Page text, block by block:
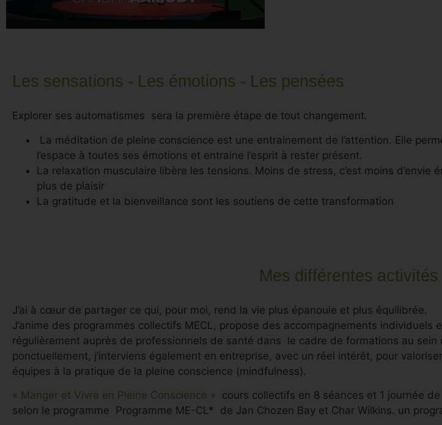
Les sensations - Les émotions - Les pensées
Explorer ses automatismes sera la première étape de tout changement.
La méditation de pleine conscience est une entrainement de l’attention. Elle
l’espace à toutes ses émotions et entraine l’esprit à rester présent.
La relaxation musculaire libère les tensions. Moins de stress, c’est moins d’envie
plus de plaisir
La gratitude et la bienveillance sont les soutiens de cette transformation
Mes différentes activités
J’ai à cœur de partager ce qui, pour moi, rend la vie plus épanouie et plus équilibrée.
J’anime des programmes collectifs MECL, propose des accompagnements individuels
régulièrement auprès de professionnels de santé dans le cadre de formations au sein
ponctuellement, j’interviens également en entreprise, avec un réel intérêt, pour
équipes à la pratique de la pleine conscience (mindfulness).
« Manger et Vivre en Pleine Conscience » cours collectifs en 8 séances et 1 journée
selon le programme Programme ME-CL* de Jan Chozen Bay et Char Wilkins. un